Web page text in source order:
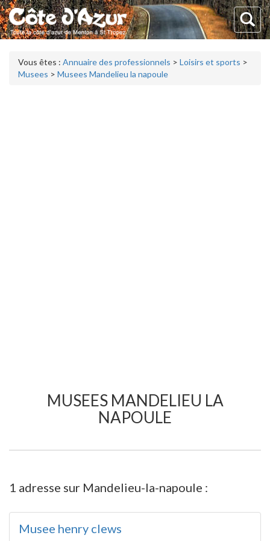
Vous êtes : Annuaire des professionnels > Loisirs et sports >
Musees > Musees Mandelieu la napoule
MUSEES MANDELIEU LA
NAPOULE
1 adresse sur Mandelieu-la-napoule :
Musee henry clews